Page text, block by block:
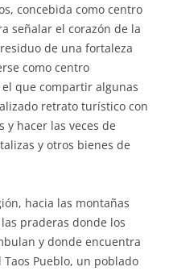
concebida como centro
señalar el corazón de la
de una fortaleza
como centro
que compartir algunas
retrato turístico con
y hacer las veces de
y otros bienes de
hacia las montañas
praderas donde los
y donde encuentra
Pueblo, un poblado